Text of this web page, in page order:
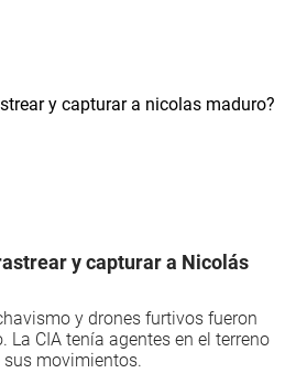
y capturar a Nicolás
y drones furtivos fueron
La CIA tenía agentes en el terreno
movimientos.